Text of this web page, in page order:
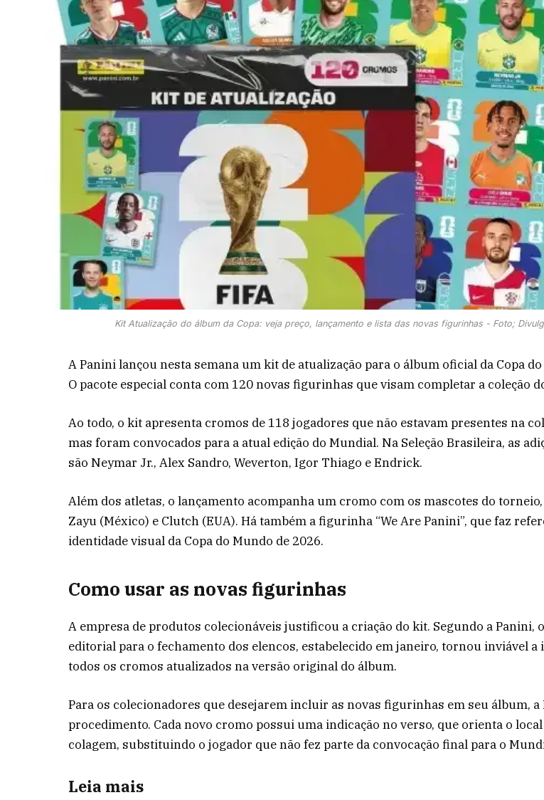
Kit Atualização do álbum da Copa: veja preço, lançamento e lista das novas figurinhas - Foto;
A Panini lançou nesta semana um kit de atualização para o álbum oficial da Copa
O pacote especial conta com 120 novas figurinhas que visam completar a coleção
Ao todo, o kit apresenta cromos de 118 jogadores que não estavam presentes na
mas foram convocados para a atual edição do Mundial. Na Seleção Brasileira, as
são Neymar Jr., Alex Sandro, Weverton, Igor Thiago e Endrick.
Além dos atletas, o lançamento acompanha um cromo com os mascotes do torneio,
Zayu (México) e Clutch (EUA). Há também a figurinha “We Are Panini”, que faz
identidade visual da Copa do Mundo de 2026.
Como usar as novas figurinhas
A empresa de produtos colecionáveis justificou a criação do kit. Segundo a Panini,
editorial para o fechamento dos elencos, estabelecido em janeiro, tornou inviável a
todos os cromos atualizados na versão original do álbum.
Para os colecionadores que desejarem incluir as novas figurinhas em seu álbum, a
procedimento. Cada novo cromo possui uma indicação no verso, que orienta o
colagem, substituindo o jogador que não fez parte da convocação final para o
Leia mais